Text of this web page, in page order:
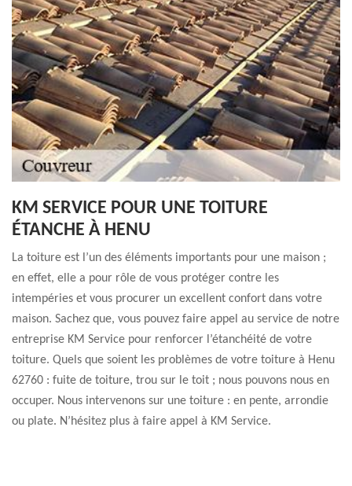
KM SERVICE POUR UNE TOITURE
ÉTANCHE À HENU
La toiture est l’un des éléments importants pour une maison ;
en effet, elle a pour rôle de vous protéger contre les
intempéries et vous procurer un excellent confort dans votre
maison. Sachez que, vous pouvez faire appel au service de notre
entreprise KM Service pour renforcer l’étanchéité de votre
toiture. Quels que soient les problèmes de votre toiture à Henu
62760 : fuite de toiture, trou sur le toit ; nous pouvons nous en
occuper. Nous intervenons sur une toiture : en pente, arrondie
ou plate. N’hésitez plus à faire appel à KM Service.